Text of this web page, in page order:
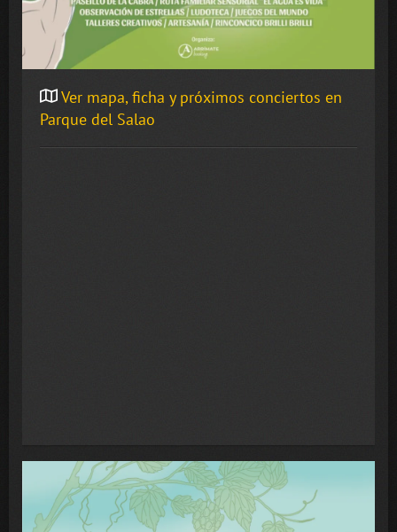
Ver mapa, ficha y próximos conciertos en
Parque del Salao